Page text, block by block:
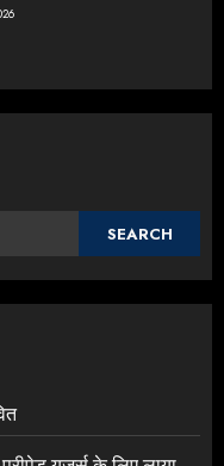
SEARCH